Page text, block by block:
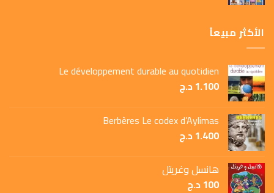
الأكثر مبيعاً
Le développement durable au quotidien
1.100د.ج
Berbères Le codex d’Aylimas
1.400د.ج
هانسل وغريتل
100د.ج